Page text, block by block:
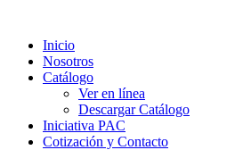
Inicio
Nosotros
Catálogo
Ver en línea
Descargar Catálogo
Iniciativa PAC
Cotización y Contacto